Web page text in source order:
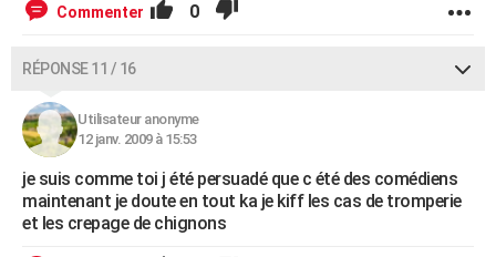
Commenter 0
RÉPONSE 11 / 16
Utilisateur anonyme
12 janv. 2009 à 15:53
je suis comme toi j été persuadé que c été des comédiens
maintenant je doute en tout ka je kiff les cas de tromperie
et les crepage de chignons